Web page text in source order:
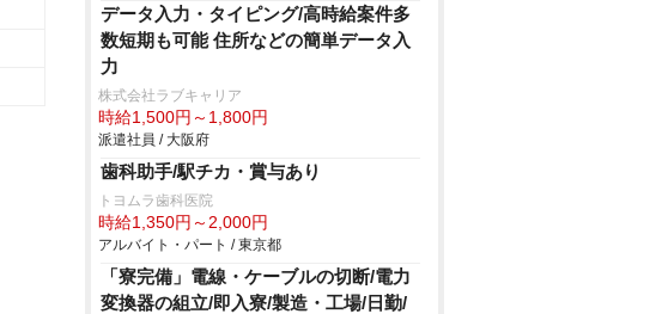
データ入力・タイピング/高時給案件多
数短期も可能 住所などの簡単データ入
力
株式会社ラブキャリア
時給1,500円～1,800円
派遣社員 / 大阪府
歯科助手/駅チカ・賞与あり
トヨムラ歯科医院
時給1,350円～2,000円
アルバイト・パート / 東京都
「寮完備」電線・ケーブルの切断/電力
変換器の組立/即入寮/製造・工場/日勤/